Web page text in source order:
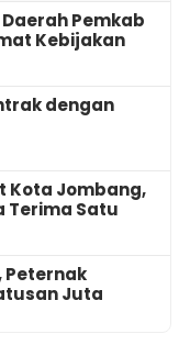
Pemkab
Kebijakan
dengan
Kota Jombang,
Terima Satu
Peternak
Juta